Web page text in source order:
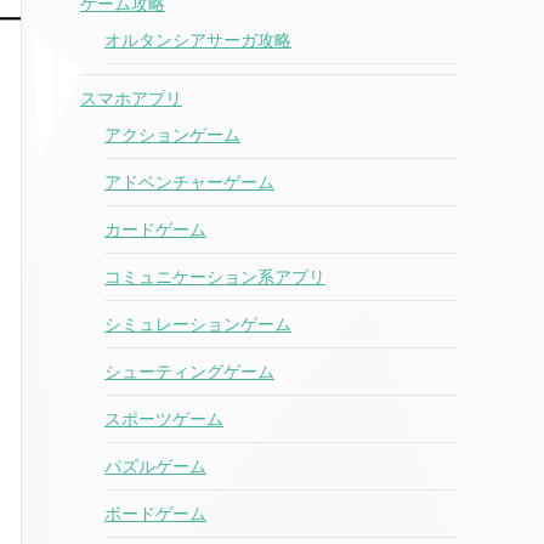
オルタンシアサーガ攻略
スマホアプリ
アクションゲーム
アドベンチャーゲーム
カードゲーム
コミュニケーション系アプリ
シミュレーションゲーム
シューティングゲーム
スポーツゲーム
パズルゲーム
ボードゲーム